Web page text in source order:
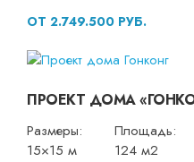
ОТ 2.749.500 РУБ.
ПРОЕКТ ДОМА
Размеры:
15×15 м
Площадь:
124 м2